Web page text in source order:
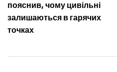
пояснив, чому цивільні
залишаються в гарячих
точках